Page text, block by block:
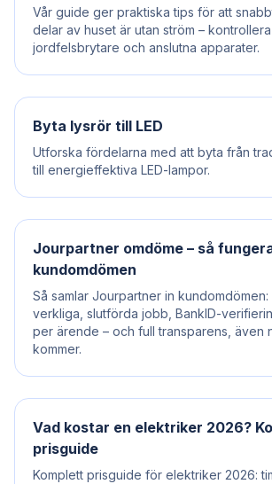
Vår guide ger praktiska tips för att
delar av huset är utan ström –
jordfelsbrytare och anslutna apparater.
Byta lysrör till LED
Utforska fördelarna med att byta från
till energieffektiva LED-lampor.
Jourpartner omdöme – så
kundomdömen
Så samlar Jourpartner in
verkliga, slutförda jobb, BankID-
per ärende – och full transparens, även
kommer.
Vad kostar en elektriker 2026?
prisguide
Komplett prisguide för elektriker 2026: